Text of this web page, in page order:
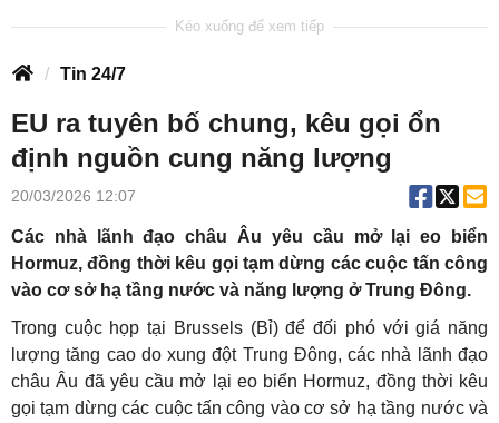
Tin 24/7
EU ra tuyên bố chung, kêu gọi ổn
định nguồn cung năng lượng
20/03/2026 12:07
Các nhà lãnh đạo châu Âu yêu cầu mở lại eo biển
Hormuz, đồng thời kêu gọi tạm dừng các cuộc tấn công
vào cơ sở hạ tầng nước và năng lượng ở Trung Đông.
Trong cuộc họp tại Brussels (Bỉ) để đối phó với giá năng
lượng tăng cao do xung đột Trung Đông, các nhà lãnh đạo
châu Âu đã yêu cầu mở lại eo biển Hormuz, đồng thời kêu
gọi tạm dừng các cuộc tấn công vào cơ sở hạ tầng nước và